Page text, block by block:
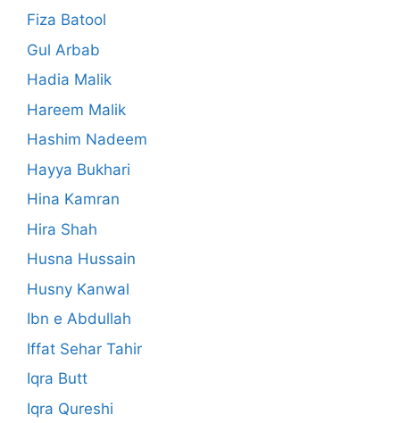
Fiza Batool
Gul Arbab
Hadia Malik
Hareem Malik
Hashim Nadeem
Hayya Bukhari
Hina Kamran
Hira Shah
Husna Hussain
Husny Kanwal
Ibn e Abdullah
Iffat Sehar Tahir
Iqra Butt
Iqra Qureshi